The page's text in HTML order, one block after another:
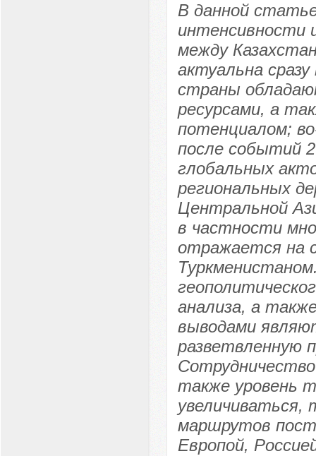
В данной
интенсивности
между
актуальна
страны
ресурсами, а
потенциалом;
после событий
глобальных
региональных
Центральной
в частности
отражается на
анализа, а
выводами
разветвленную
также уровень
увеличиваться,
маршрутов
Европой,